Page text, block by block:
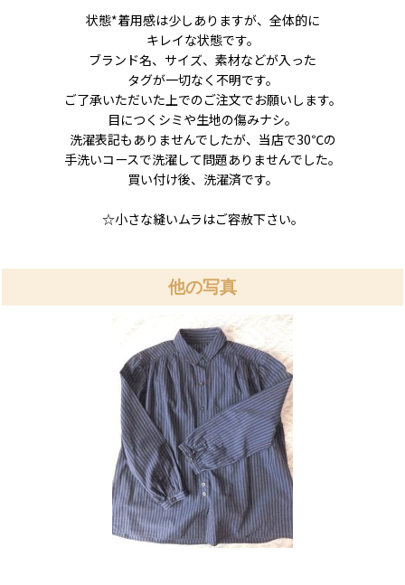
状態*着用感は少しありますが、全体的に
キレイな状態です。
ブランド名、サイズ、素材などが入った
タグが一切なく不明です。
ご了承いただいた上でのご注文でお願いします。
目につくシミや生地の傷みナシ。
洗濯表記もありませんでしたが、当店で30℃の
手洗いコースで洗濯して問題ありませんでした。
買い付け後、洗濯済です。
☆小さな縫いムラはご容赦下さい。
他の写真